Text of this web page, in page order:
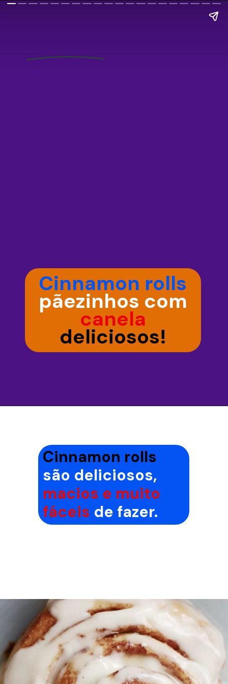
Cinnamon rolls
pãezinhos com
canela
deliciosos!
Cinnamon rolls
são deliciosos,
macios e muito
fáceis de fazer.